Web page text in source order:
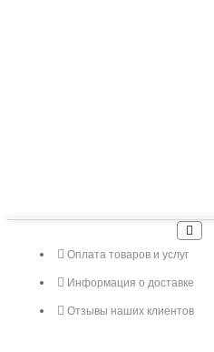
Оплата товаров и услуг
Информация о доставке
Отзывы наших клиентов